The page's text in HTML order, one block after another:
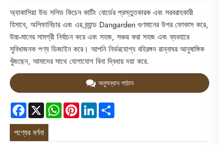
অ্যাকাসিয়া উড সলিড কিচেন কাটিং বোর্ডের প্রস্তুতকারক এবং সরবরাহকারী
হিসাবে, অলিফার্নিচার এবং এর ব্র্যান্ড Dangarden গুণমানের উপর ফোকাস করে,
উচ্চ-মানের সামগ্রী নির্বাচন করে এবং সহজ, সঞ্চয় করা সহজ এবং ব্যবহারে
সুবিধাজনক পণ্য ডিজাইন করে। আপনি নির্ভরযোগ্য বহিরঙ্গন রান্নাঘর আনুষাঙ্গিক
খুঁজছেন, আমাদের সাথে যোগাযোগ বিনা দ্বিধায় দয়া করে.
অনুসন্ধান পাঠান
Facebook
X WhatsApp
PinterestLinkedIn
পণ্যের বর্ণনা